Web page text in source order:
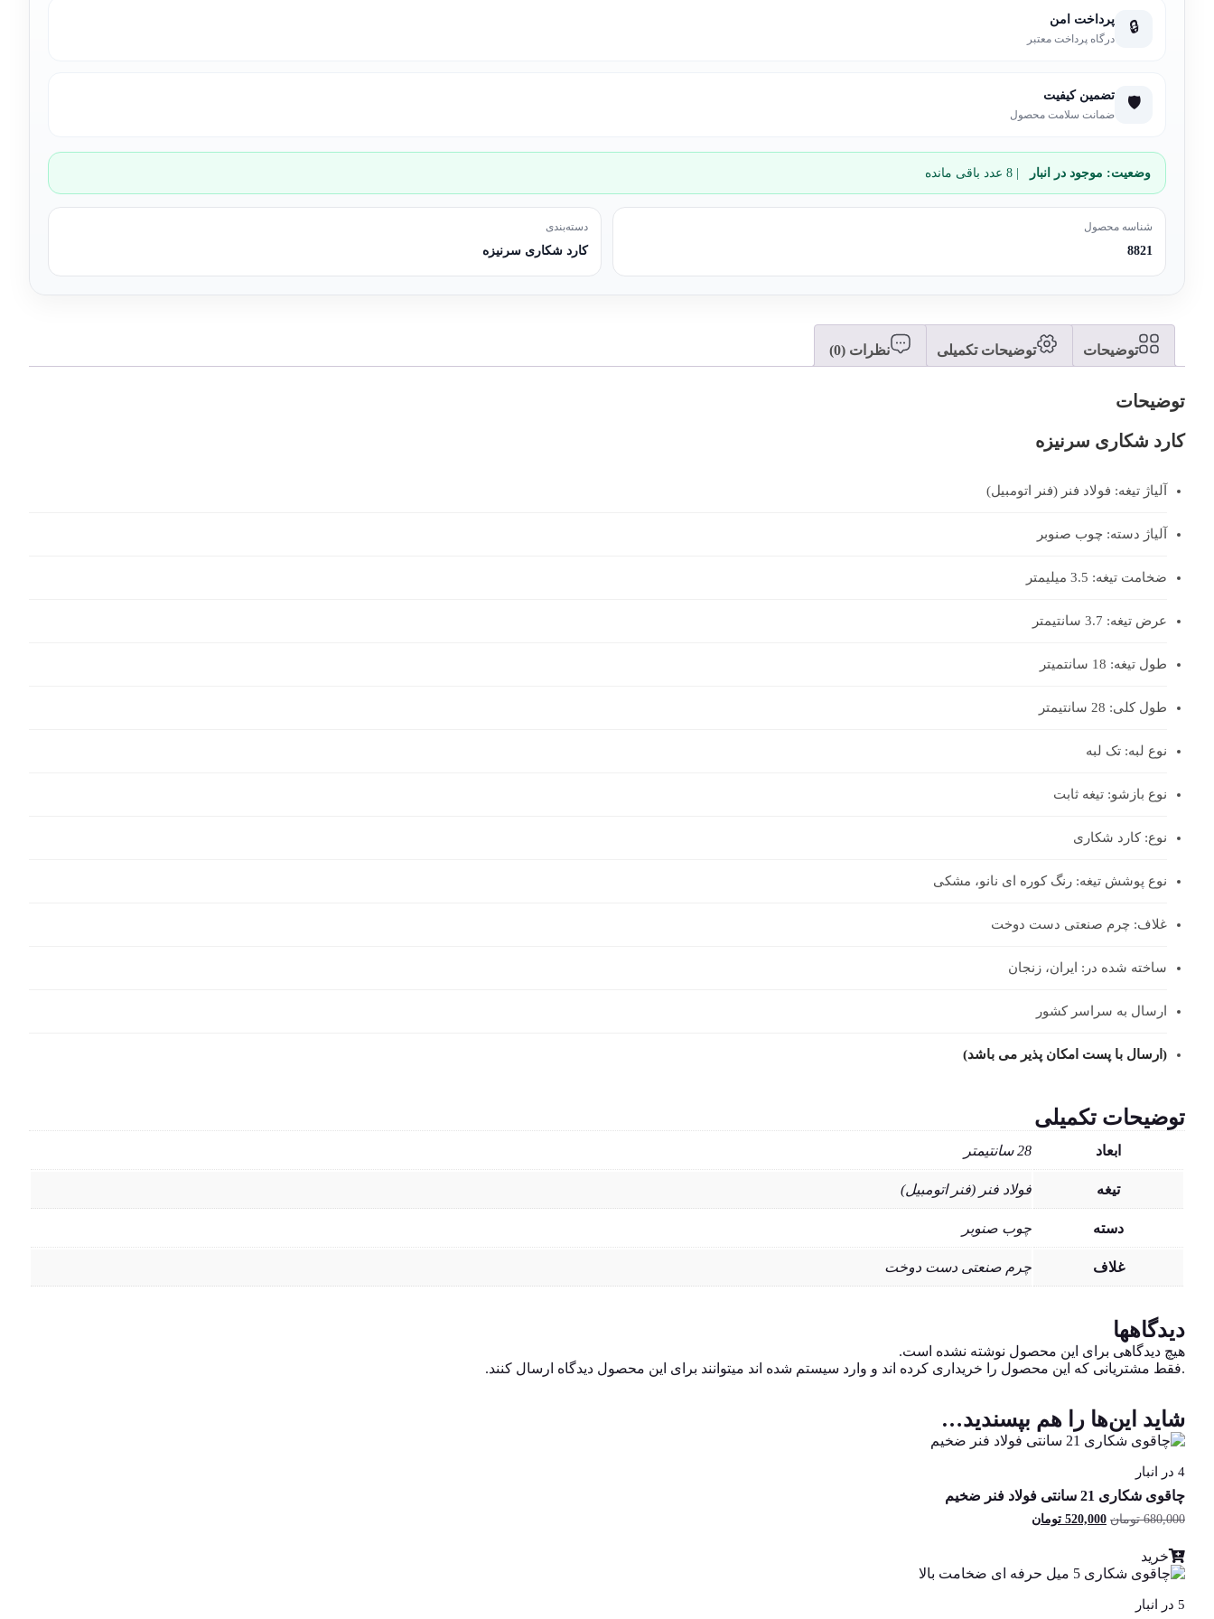
🔒 پرداخت امن
درگاه پرداخت معتبر
🛡️ تضمین کیفیت
ضمانت سلامت محصول
وضعیت: موجود در انبار
شناسه محصول
8821
دسته‌بندی
کارد شکاری سرنیزه
توضیحات توضیحات تکمیلی نظرات (0)
توضیحات
کارد شکاری سرنیزه
آلیاژ تیغه: فولاد فنر (فنر اتومبیل)
آلیاژ دسته: چوب صنوبر
ضخامت تیغه: 3.5 میلیمتر
عرض تیغه: 3.7 سانتیمتر
طول تیغه: 18 سانتمیتر
طول کلی: 28 سانتیمتر
نوع لبه: تک لبه
نوع بازشو: تیغه ثابت
نوع: کارد شکاری
نوع پوشش تیغه: رنگ کوره ای نانو، مشکی
غلاف: چرم صنعتی دست دوخت
ساخته شده در: ایران، زنجان
ارسال به سراسر کشور
(ارسال با پست امکان پذیر می باشد)
توضیحات تکمیلی
ابعاد 28 سانتیمتر
تیغه فولاد فنر (فنر اتومبیل)
دسته چوب صنوبر
غلاف چرم صنعتی دست دوخت
دیدگاهها
هیچ دیدگاهی برای این محصول نوشته نشده است.
.فقط مشتریانی که این محصول را خریداری کرده اند و وارد سیستم شده اند میتوانند برای این محصول دیدگاه ارسال کنند.
شاید این‌ها را هم بپسندید…
4 در انبار
چاقوی شکاری 21 سانتی فولاد فنر ضخیم
680,000 تومان قیمت
بود.
520,000 تومان
خرید
5 در انبار